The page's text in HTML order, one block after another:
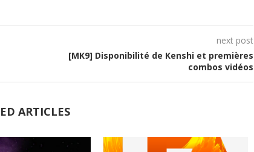
next post
[MK9] Disponibilité de Kenshi et premières
combos vidéos
ARTICLES